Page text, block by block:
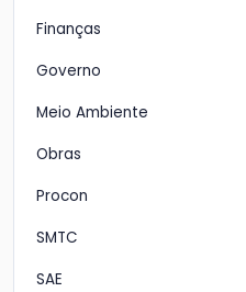
Finanças
Governo
Meio Ambiente
Obras
Procon
SMTC
SAE